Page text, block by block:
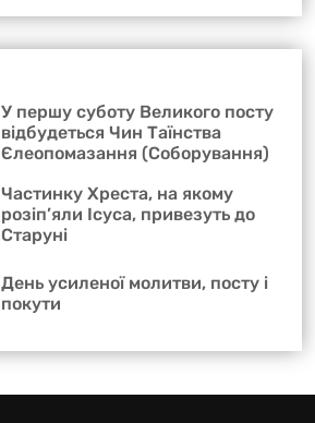
У першу суботу Великого посту
відбудеться Чин Таїнства
Єлеопомазання (Соборування)
Частинку Хреста, на якому
розіп’яли Ісуса, привезуть до
Старуні
День усиленої молитви, посту і
покути